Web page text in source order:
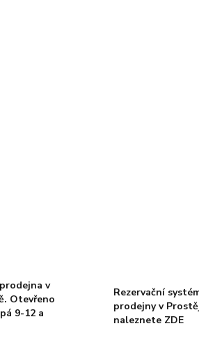
v
Otevřeno
9-12 a
Rezervační
prodejny v
naleznete ZDE